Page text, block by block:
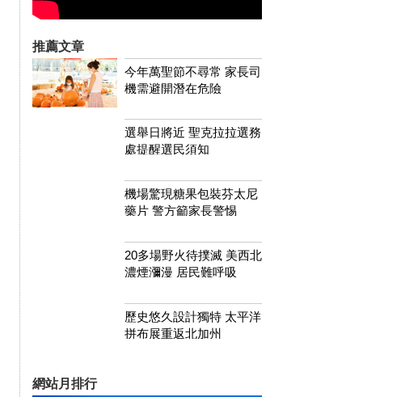
推薦文章
今年萬聖節不尋常 家長司
機需避開潛在危險
選舉日將近 聖克拉拉選務
處提醒選民須知
機場驚現糖果包裝芬太尼
藥片 警方籲家長警惕
20多場野火待撲滅 美西北
濃煙瀰漫 居民難呼吸
歷史悠久設計獨特 太平洋
拼布展重返北加州
網站月排行